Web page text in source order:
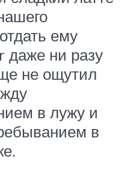
ему
ни разу
не ощутил
в лужу и
в